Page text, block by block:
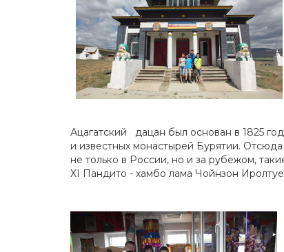
Ацагатский дацан был основан в 1825
и известных монастырей Бурятии.
не только в России, но и за рубежом,
XI Пандито - хамбо лама Чойнзон